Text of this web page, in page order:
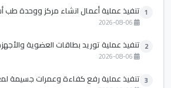
1 تنفيذ عملية أعمال انشاء مركز ووحدة طب
2 تنفيذ عملية توريد بطاقات العضوية
3 تنفيذ عملية رفع كفاءة وعمرات جسيمة